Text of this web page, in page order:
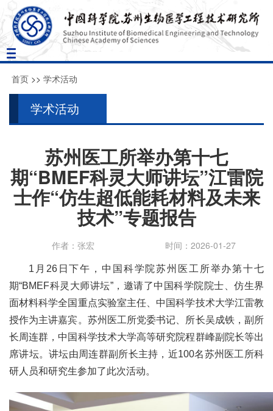
Toggle
navigation
首页 >> 学术活动
学术活动
苏州医工所举办第十七
期“BMEF科灵大师讲坛”江雷院
士作“仿生超低能耗材料及未来
技术”专题报告
作者：张宏 时间：2026-01-27
1月26日下午，中国科学院苏州医工所举办第十七
期“BMEF科灵大师讲坛”，邀请了中国科学院院士、仿生界
面材料科学全国重点实验室主任、中国科学技术大学江雷教
授作为主讲嘉宾。苏州医工所党委书记、所长吴成铁，副所
长周连群，中国科学技术大学高等研究院程群峰副院长等出
席讲坛。讲坛由周连群副所长主持，近100名苏州医工所科
研人员和研究生参加了此次活动。